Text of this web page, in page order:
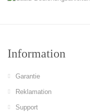
Information
Garantie
Reklamation
Support